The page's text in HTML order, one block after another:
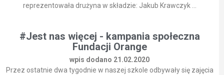
reprezentowała drużyna w składzie: Jakub Krawczyk ...
#Jest nas więcej - kampania społeczna
Fundacji Orange
wpis dodano 21.02.2020
Przez ostatnie dwa tygodnie w naszej szkole odbywały się zajęcia